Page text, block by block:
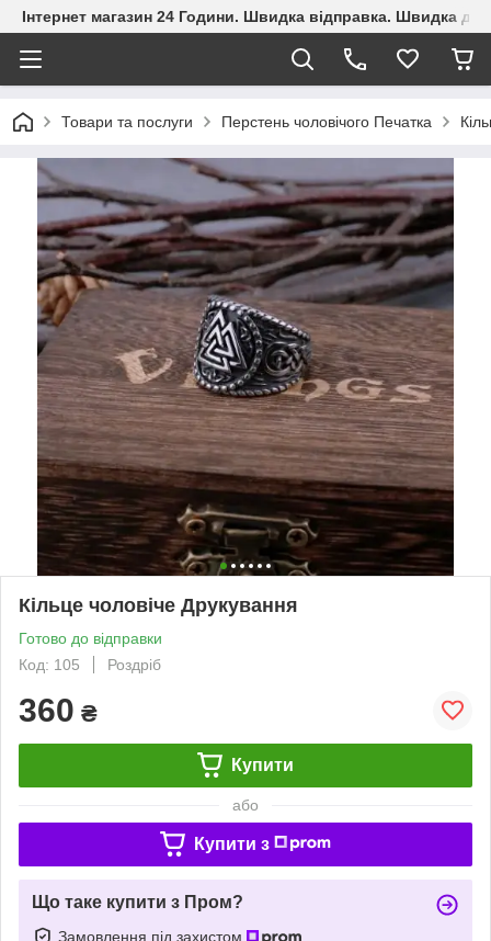
Інтернет магазин 24 Години. Швидка відправка. Швидка
Товари та послуги Перстень чоловічого Печатка
Кільце чоловіче Друкування
Готово до відправки
Код: 105
Роздріб
360 ₴
Купити
або
Купити з
Що таке купити з Пром?
Замовлення під захистом